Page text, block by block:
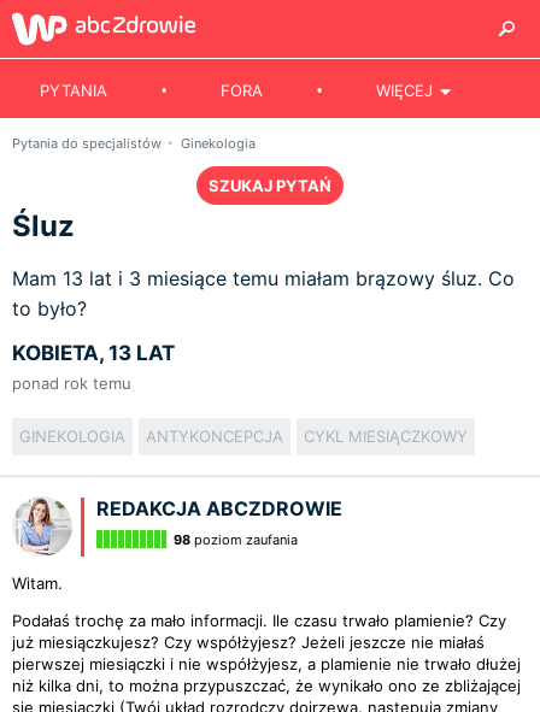
PYTANIA FORA WIĘCEJ
Pytania do specjalistów Ginekologia
SZUKAJ PYTAŃ
Śluz
Mam 13 lat i 3 miesiące temu miałam brązowy śluz. Co
to było?
KOBIETA, 13 LAT
ponad rok temu
GINEKOLOGIA ANTYKONCEPCJA CYKL MIESIĄCZKOWY
REDAKCJA ABCZDROWIE
98 poziom zaufania
Witam.
Podałaś trochę za mało informacji. Ile czasu trwało plamienie? Czy
już miesiączkujesz? Czy współżyjesz? Jeżeli jeszcze nie miałaś
pierwszej miesiączki i nie współżyjesz, a plamienie nie trwało dłużej
niż kilka dni, to można przypuszczać, że wynikało ono ze zbliżającej
się miesiączki (Twój układ rozrodczy dojrzewa, następują zmiany